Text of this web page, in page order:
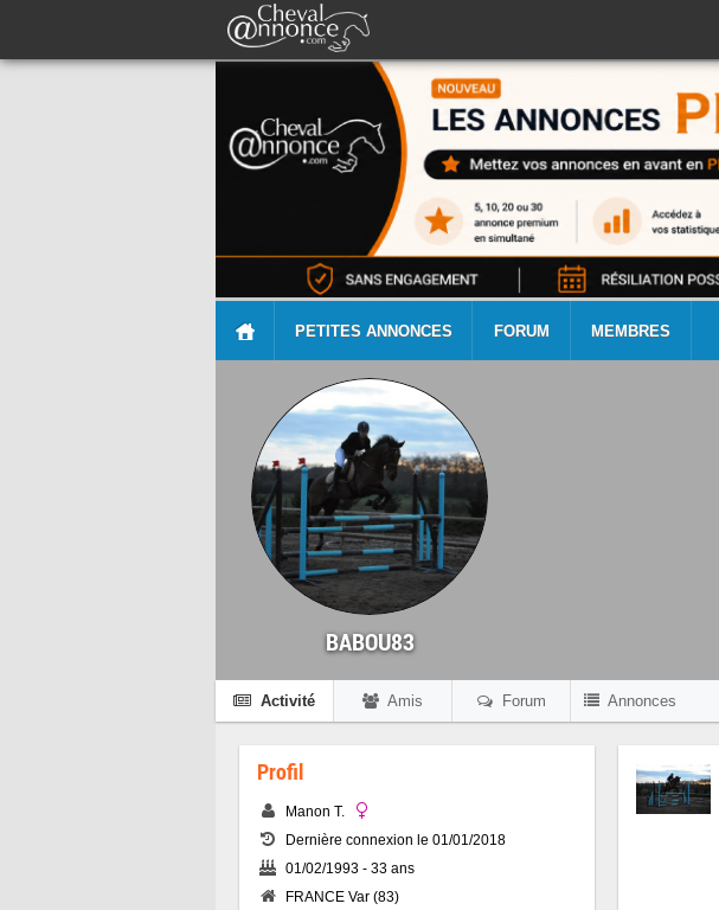
PETITES ANNONCES FORUM MEMBRES
BABOU83
Activité Amis Forum Annonces
Profil
Manon T.
Dernière connexion le 01/01/2018
01/02/1993 - 33 ans
FRANCE Var (83)